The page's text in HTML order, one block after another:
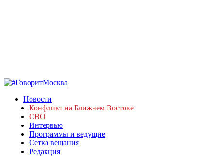
Новости
Конфликт на Ближнем Востоке
СВО
Интервью
Программы и ведущие
Сетка вещания
Редакция